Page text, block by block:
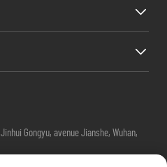
Gongyu, avenue Jianshe, Wuhan,